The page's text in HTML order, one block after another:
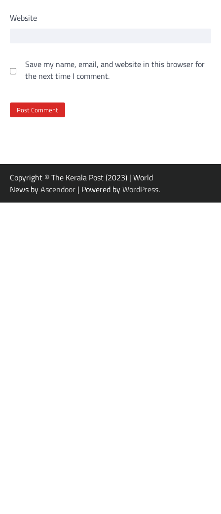
Website
Save my name, email, and website in this browser for
the next time I comment.
Copyright © The Kerala Post (2023) | World
News byAscendoor | Powered byWordPress.